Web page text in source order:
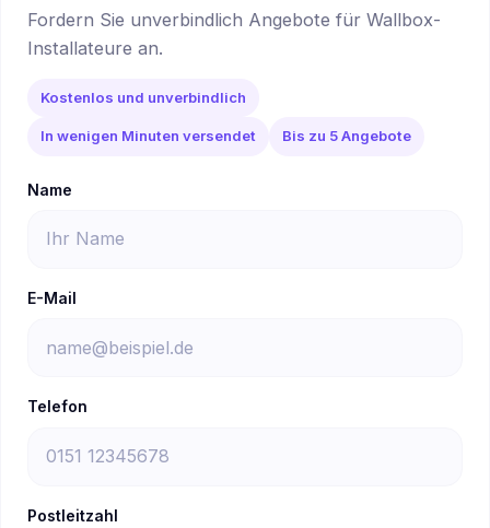
Fordern Sie unverbindlich Angebote für Wallbox-
Installateure an.
Kostenlos und unverbindlich
In wenigen Minuten versendet Bis zu 5 Angebote
Name
E-Mail
Telefon
Postleitzahl